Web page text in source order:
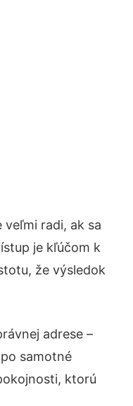
radi, ak sa
je kľúčom k
že výsledok
adrese –
samotné
ktorú